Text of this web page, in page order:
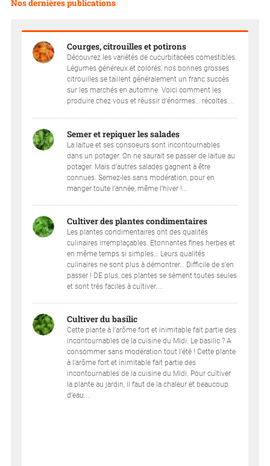
Nos dernières publications
Courges, citrouilles et potirons
Découvrez les variétés de cucurbitacées comestibles.
Légumes généreux et colorés, nos bonnes grosses
citrouilles se taillent généralement un franc succès
sur les marchés en automne. Voici comment les
produire chez vous et réussir d’énormes… récoltes....
Semer et repiquer les salades
La laitue et ses consoeurs sont incontournables
dans un potager. On ne saurait se passer de laitue au
potager. Mais d’autres salades gagnent à être
connues. Semez-les sans modération, pour en
manger toute l’année, même l’hiver !...
Cultiver des plantes condimentaires
Les plantes condimentaires ont des qualités
culinaires irremplaçables. Etonnantes fines herbes et
en même temps si simples… Leurs qualités
culinaires ne sont plus à démontrer… Difficile de s’en
passer ! DE plus, ces plantes se sèment toutes seules
et sont très faciles à cultiver....
Cultiver du basilic
Cette plante à l’arôme fort et inimitable fait partie des
incontournables de la cuisine du Midi. Le basilic ? A
consommer sans modération tout l’été ! Cette plante
à l’arôme fort et inimitable fait partie des
incontournables de la cuisine du Midi. Pour cultiver
la plante au jardin, il faut de la chaleur et beaucoup
d’eau....